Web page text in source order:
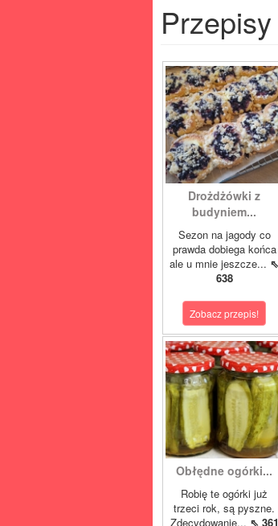
Drożdżówki z
budyniem...
Sezon na jagody co
prawda dobiega końca
ale u mnie jeszcze... ⇖
638
Zobacz przepis!
Obłędne ogórki...
Robię te ogórki już
trzeci rok, są pyszne.
Zdecydowanie... ⇖ 361